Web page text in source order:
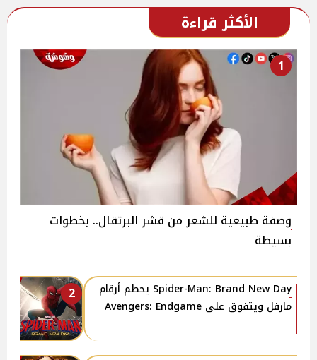
الأكثر قراءة
1
وصفة طبيعية للشعر من قشر البرتقال.. بخطوات
بسيطة
2
Spider-Man: Brand New Day يحطم أرقام
مارفل ويتفوق على Avengers: Endgame